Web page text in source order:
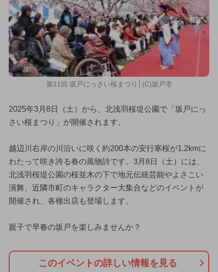
第11回 坂戸にっさい桜まつり│(C)坂戸市
2025年3月8日（土）から、北浅羽桜堤公園で「坂戸にっ
さい桜まつり」が開催されます。
越辺川右岸の川沿いに咲く約200本の安行寒桜が1.2kmに
わたって咲き誇る春の風物詩です。3月8日（土）には、
北浅羽桜堤公園の桜並木の下で地元伝統芸能やよさこい
演舞、近隣市町のキャラクター大集合などのイベントが
開催され、各種出店も登場します。
親子で早春の坂戸を楽しみませんか？
このイベントの詳しい情報を見る